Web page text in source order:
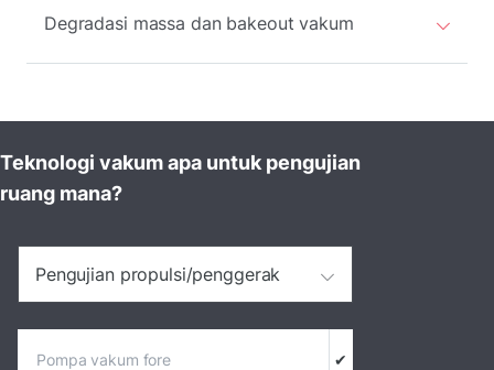
Degradasi massa dan bakeout vakum
Teknologi vakum apa untuk pengujian
ruang mana?
Pengujian propulsi/penggerak
Pompa vakum fore ✔